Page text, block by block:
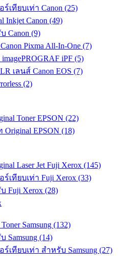
เทียบเท่า Canon (25)
Canon (49)
Canon (9)
Pixma All-In-One (7)
iPF (5)
เลนส์ Canon EOS (7)
(2)
Toner EPSON (22)
EPSON (18)
Laser Jet Fuji Xerox (145)
เทียบเท่า Fuji Xerox (33)
Fuji Xerox (28)
Samsung (132)
Samsung (14)
เทียบเท่า สำหรับ Samsung (27)